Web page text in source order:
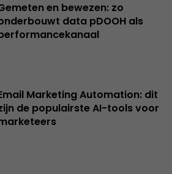
en bewezen: zo
data pDOOH als
Marketing Automation: dit
de populairste AI-tools voor